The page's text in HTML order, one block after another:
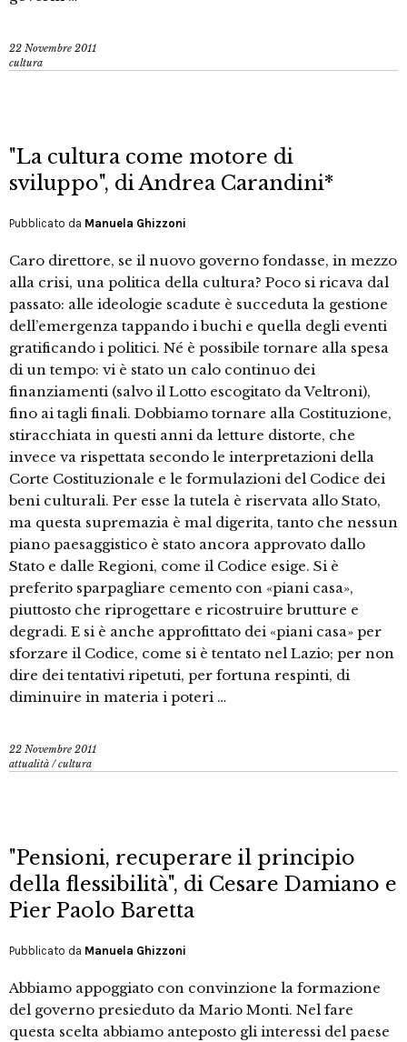
22 Novembre 2011
cultura
"La cultura come motore di
sviluppo", di Andrea Carandini*
Pubblicato da Manuela Ghizzoni
Caro direttore, se il nuovo governo fondasse, in mezzo
alla crisi, una politica della cultura? Poco si ricava dal
passato: alle ideologie scadute è succeduta la gestione
dell’emergenza tappando i buchi e quella degli eventi
gratificando i politici. Né è possibile tornare alla spesa
di un tempo: vi è stato un calo continuo dei
finanziamenti (salvo il Lotto escogitato da Veltroni),
fino ai tagli finali. Dobbiamo tornare alla Costituzione,
stiracchiata in questi anni da letture distorte, che
invece va rispettata secondo le interpretazioni della
Corte Costituzionale e le formulazioni del Codice dei
beni culturali. Per esse la tutela è riservata allo Stato,
ma questa supremazia è mal digerita, tanto che nessun
piano paesaggistico è stato ancora approvato dallo
Stato e dalle Regioni, come il Codice esige. Si è
preferito sparpagliare cemento con «piani casa»,
piuttosto che riprogettare e ricostruire brutture e
degradi. E si è anche approfittato dei «piani casa» per
sforzare il Codice, come si è tentato nel Lazio; per non
dire dei tentativi ripetuti, per fortuna respinti, di
diminuire in materia i poteri …
22 Novembre 2011
attualità /cultura
"Pensioni, recuperare il principio
della flessibilità", di Cesare Damiano e
Pier Paolo Baretta
Pubblicato da Manuela Ghizzoni
Abbiamo appoggiato con convinzione la formazione
del governo presieduto da Mario Monti. Nel fare
questa scelta abbiamo anteposto gli interessi del paese